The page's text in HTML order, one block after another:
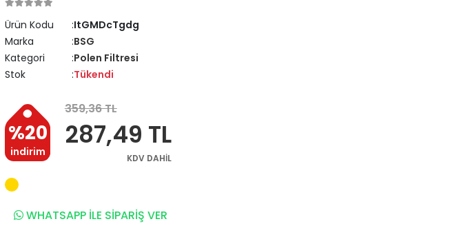
Ürün Kodu
ItGMDcTgdg
Marka
BSG
Kategori
Polen Filtresi
Stok
Tükendi
%20
indirim
359,36 TL
287,49 TL
KDV DAHİL
WHATSAPP İLE SİPARİŞ VER